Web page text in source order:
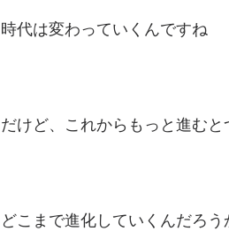
時代は変わっていくんですね
だけど、これからもっと進む
どこまで進化していくんだろう